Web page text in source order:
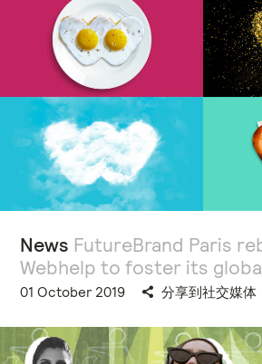
News FutureBrand Paris
Webhelp to foster its
01 October 2019 分享到社交媒体